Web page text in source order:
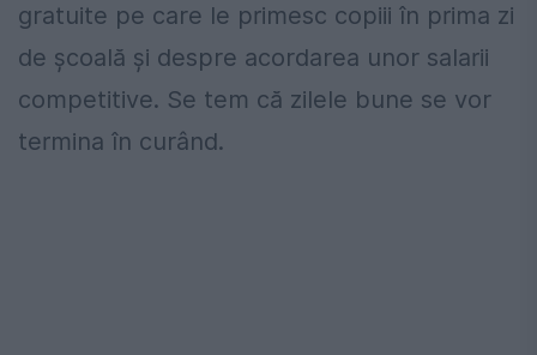
gratuite pe care le primesc copiii în prima zi
de școală și despre acordarea unor salarii
competitive. Se tem că zilele bune se vor
termina în curând.